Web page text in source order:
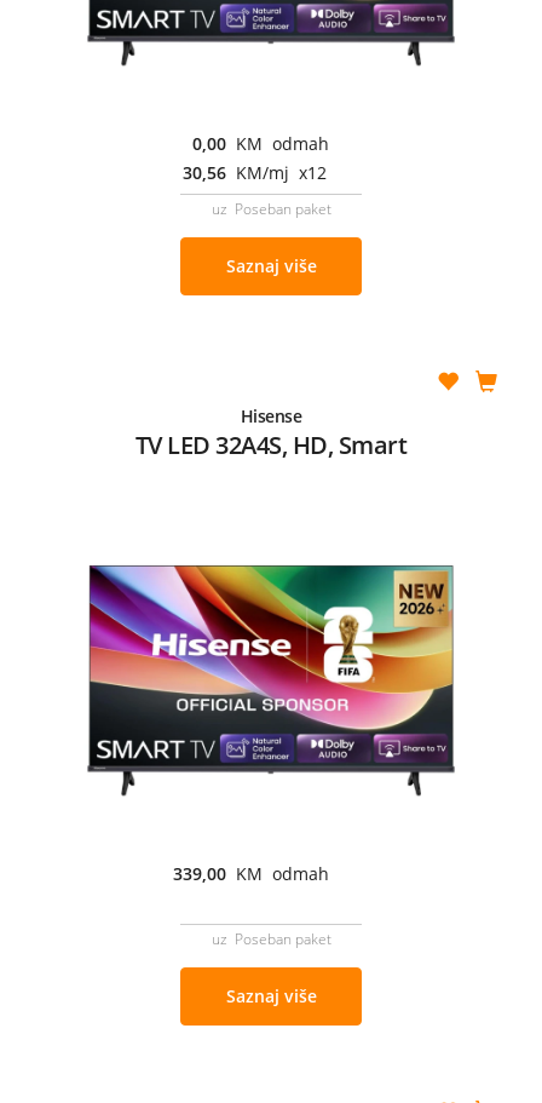
0,00 KM odmah
30,56 KM/mj x12
uz Poseban paket
Saznaj više
Hisense
TV LED 32A4S, HD, Smart
339,00 KM odmah
uz Poseban paket
Saznaj više